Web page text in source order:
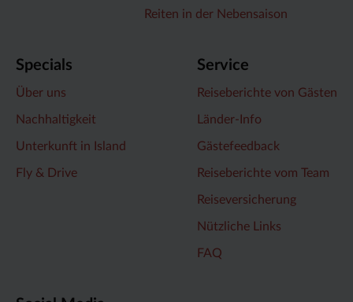
Reiten in der Nebensaison
Specials
Über uns
Nachhaltigkeit
Unterkunft in Island
Fly & Drive
Service
Reiseberichte von Gästen
Länder-Info
Gästefeedback
Reiseberichte vom Team
Reiseversicherung
Nützliche Links
FAQ